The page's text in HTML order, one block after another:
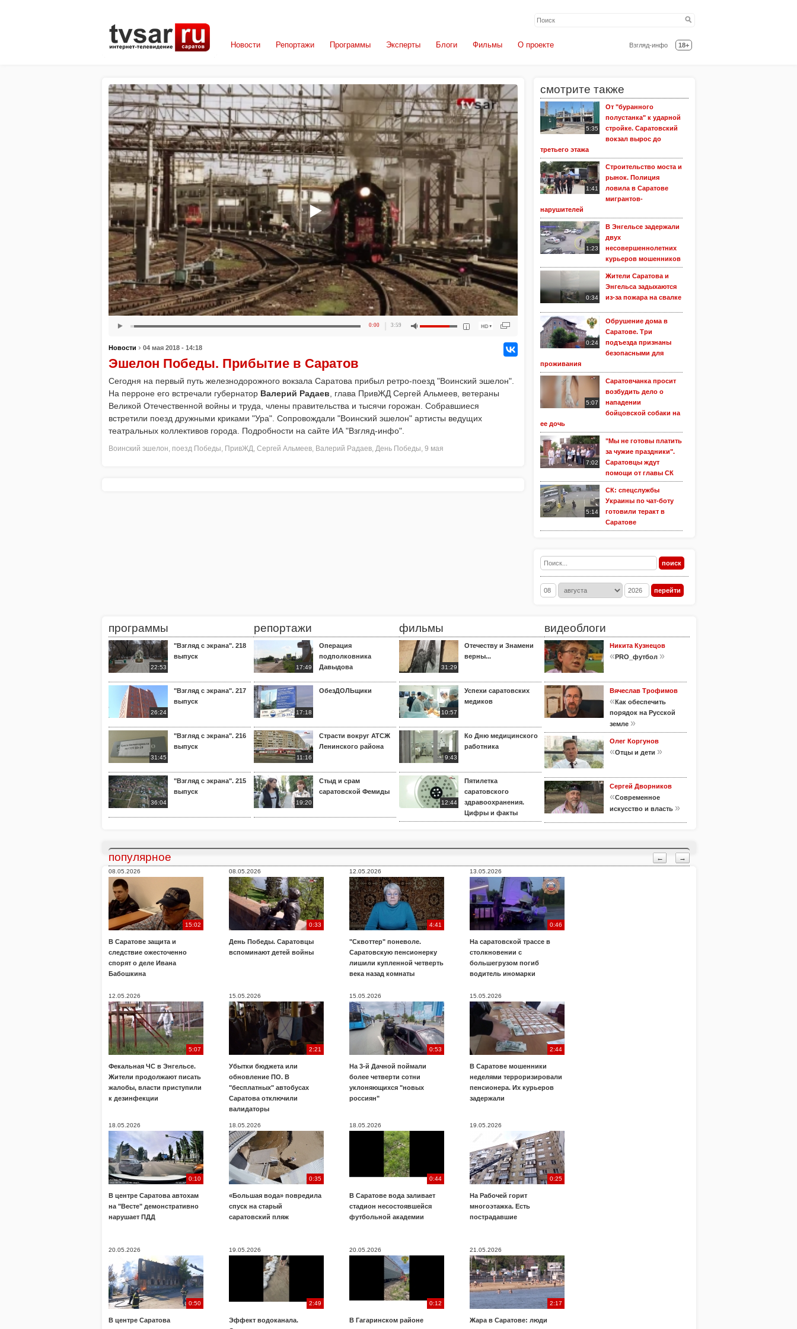
Взгляд-инфо 18+
Новости Репортажи Программы Эксперты Блоги Фильмы О проекте
смотрите также
5:35
От "буранного
полустанка" к ударной
стройке. Саратовский
вокзал вырос до
третьего этажа
1:41
Строительство моста и
рынок. Полиция
ловила в Саратове
мигрантов-
нарушителей
1:23
В Энгельсе задержали
двух
несовершеннолетних
курьеров мошенников
0:34
Жители Саратова и
Энгельса задыхаются
из-за пожара на свалке
0:24
Обрушение дома в
Саратове. Три
подъезда признаны
безопасными для
проживания
5:07
Саратовчанка просит
возбудить дело о
нападении
бойцовской собаки на
ее дочь
7:02
"Мы не готовы платить
за чужие праздники".
Саратовцы ждут
помощи от главы СК
5:14
СК: спецслужбы
Украины по чат-боту
готовили теракт в
Саратове
0:00 3:59
Новости › 04 мая 2018 - 14:18
Эшелон Победы. Прибытие в Саратов
Сегодня на первый путь железнодорожного вокзала Саратова прибыл ретро-поезд "Воинский эшелон".
На перроне его встречали губернатор Валерий Радаев , глава ПривЖД Сергей Альмеев, ветераны
Великой Отечественной войны и труда, члены правительства и тысячи горожан. Собравшиеся
встретили поезд дружными криками "Ура". Сопровождали "Воинский эшелон" артисты ведущих
театральных коллективов города. Подробности на сайте ИА "Взгляд-инфо".
Воинский эшелон, поезд Победы, ПривЖД, Сергей Альмеев, Валерий Радаев, День Победы, 9 мая
программы
22:53
"Взгляд с экрана". 218
выпуск
26:24
"Взгляд с экрана". 217
выпуск
31:45
"Взгляд с экрана". 216
выпуск
36:04
"Взгляд с экрана". 215
выпуск
репортажи
17:49
Операция
подполковника
Давыдова
17:18
ОбезДОЛЬщики
11:16
Страсти вокруг АТСЖ
Ленинского района
19:20
Стыд и срам
саратовской Фемиды
фильмы
31:29
Отечеству и Знамени
верны...
10:57
Успехи саратовских
медиков
9:43
Ко Дню медицинского
работника
12:44
Пятилетка
саратовского
здравоохранения.
Цифры и факты
видеоблоги
Никита Кузнецов
«PRO_футбол »
Вячеслав Трофимов
«Как обеспечить
порядок на Русской
земле »
Олег Коргунов
«Отцы и дети »
Сергей Дворников
«Современное
искусство и власть »
← →
популярное
08.05.2026
15:02
В Саратове защита и
следствие ожесточенно
спорят о деле Ивана
Бабошкина
08.05.2026
0:33
День Победы. Саратовцы
вспоминают детей войны
12.05.2026
4:41
"Сквоттер" поневоле.
Саратовскую пенсионерку
лишили купленной четверть
века назад комнаты
13.05.2026
0:46
На саратовской трассе в
столкновении с
большегрузом погиб
водитель иномарки
12.05.2026
5:07
Фекальная ЧС в Энгельсе.
Жители продолжают писать
жалобы, власти приступили
к дезинфекции
15.05.2026
2:21
Убытки бюджета или
обновление ПО. В
"бесплатных" автобусах
Саратова отключили
валидаторы
15.05.2026
0:53
На 3-й Дачной поймали
более четверти сотни
уклоняющихся "новых
россиян"
15.05.2026
2:44
В Саратове мошенники
неделями терроризировали
пенсионера. Их курьеров
задержали
18.05.2026
0:10
В центре Саратова автохам
на "Весте" демонстративно
нарушает ПДД
18.05.2026
0:35
«Большая вода» повредила
спуск на старый
саратовский пляж
18.05.2026
0:44
В Саратове вода заливает
стадион несостоявшейся
футбольной академии
19.05.2026
0:25
На Рабочей горит
многоэтажка. Есть
пострадавшие
20.05.2026
0:50
В центре Саратова
19.05.2026
2:49
Эффект водоканала.
20.05.2026
0:12
В Гагаринском районе
21.05.2026
2:17
Жара в Саратове: люди